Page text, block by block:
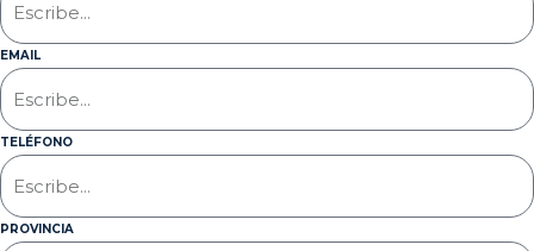
EMAIL
TELÉFONO
PROVINCIA